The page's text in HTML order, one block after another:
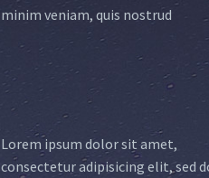
minim veniam, quis nostrud
Lorem ipsum dolor sit amet,
consectetur adipisicing elit, sed